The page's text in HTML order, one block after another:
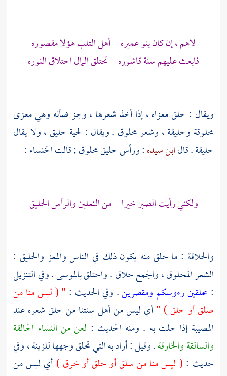
لاهم ، إن كانبنو عميره أهل التلب هؤلا مقصوره
فابعث عليهم سنة قاشوره تحتلق المال احتلاق النوره
ويقال : حلق معزاه ، إذا أخذ شعرها ، وجز ضأنه وهي معزى
محلوقة وحليقة ، وشعر محلوق . ويقال : لحية حليق ، ولا يقال
حليقة . قالابن سيده: ورأس حليق محلوق ; قالتالخنساء:
ولكني رأيت الصبر خيرا من النعلين والرأس الحليق
والحلاقة : ما حلق منه يكون ذلك في الناس والمعز والحليق :
الشعر المحلوق ، والجمع حلاق . واحتلق بالموسى . وفي التنزيل
: محلقين رءوسكم ومقصرين. وفي الحديث : " ( ليس منا من
صلق أو حلق ) "أي ليس من أهل سنتنا من حلق شعره عند
المصيبة إذا حلت به . ومنه الحديث : لعن من النساء الحالقة
والسالقة والخارقة. وقيل : أراد به التي تحلق وجهها للزينة ، وفي
حديث : ( ليس منا من سلق أو حلق أو خرق ) أي ليس من